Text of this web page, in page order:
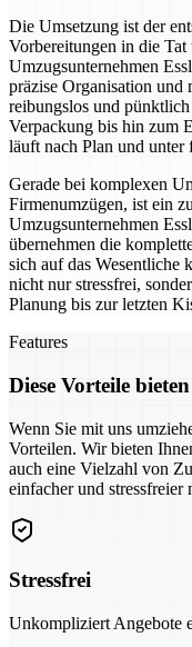
Die Umsetzung ist der
Vorbereitungen in die
Umzugsunternehmen
präzise Organisation und
reibungslos und
Verpackung bis hin zum
läuft nach Plan und
Gerade bei komplexen
Firmenumzügen, ist ein
Umzugsunternehmen
übernehmen die
sich auf das Wesentliche
nicht nur stressfrei,
Planung bis zur letzten
Features
Diese Vorteile
Wenn Sie mit uns
Vorteilen. Wir bieten
auch eine Vielzahl von
einfacher und stressfreier
Stressfrei
Unkompliziert Angebote